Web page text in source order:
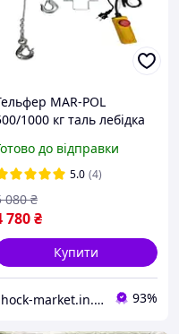
MAR-POL
1000 кг таль лебідка
до відправки
5.0 (4)
780₴
080 ₴
Купити
shock-market.in.ua 93%